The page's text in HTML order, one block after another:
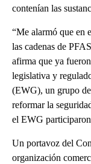
contenían las
“Me alarmó que en
las cadenas de
afirma que ya
legislativa y
(EWG), un grupo
reformar la
el EWG
Un portavoz del
organización